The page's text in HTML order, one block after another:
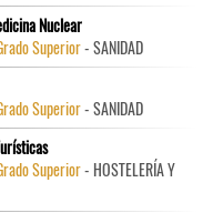
Nuclear
Superior- SANIDAD
Superior- SANIDAD
Superior- HOSTELERÍA Y